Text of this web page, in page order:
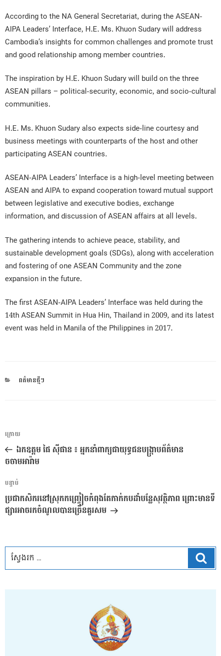
According to the NA General Secretariat, during the ASEAN-
AIPA Leaders’ Interface, H.E. Ms. Khuon Sudary will address
Cambodia’s insights for common challenges and promote trust
and good relationship among member countries.
The inspiration by H.E. Khuon Sudary will build on the three
ASEAN pillars – political-security, economic, and socio-cultural
communities.
H.E. Ms. Khuon Sudary also expects side-line courtesy and
business meetings with counterparts of the host and other
participating ASEAN countries.
ASEAN-AIPA Leaders’ Interface is a high-level meeting between
ASEAN and AIPA to expand cooperation toward mutual support
between legislative and executive bodies, exchange
information, and discussion of ASEAN affairs at all levels.
The gathering intends to achieve peace, stability, and
sustainable development goals (SDGs), along with acceleration
and fostering of one ASEAN Community and the zone
expansion in the future.
The first ASEAN-AIPA Leaders’ Interface was held during the
14th ASEAN Summit in Hua Hin, Thailand in 2009, and its latest
event was held in Manila of the Philippines in 2017.
CATEGORIES
ពត៌មានថ្មីៗ
ការ​
នាំទិស​
ប្រកាស
អត្ថបទ
មុន
ក្រោយ
ឯកឧត្តម ផៃ ស៊ីផាន ៖ អ្នកនាំពាក្យជាយុទ្ធជនបង្ក្រាបព័ត៌មាន
ចចាមអារ៉ាម
អត្ថបទ
បន្ទាប់
បន្ទាប់
ប្រជាកសិករនៅស្រុកកញ្ច្រៀចកំពុងតែកាក់កបដាំបន្លែសុវត្ថិភាព ព្រោះមានទី
ផ្សារអាចរកចំណូលបានច្រើនគួរសម